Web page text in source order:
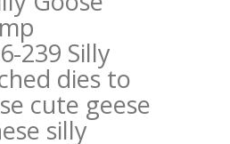
239 Silly
diesto
cute geese
silly